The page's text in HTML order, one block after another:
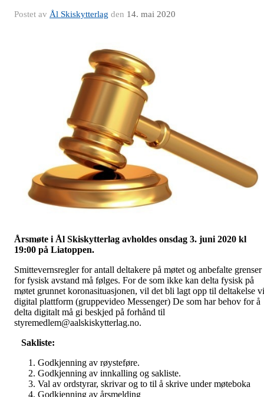
Postet av Ål Skiskytterlag den 14. mai 2020
Årsmøte i Ål Skiskytterlag avholdes onsdag 3. juni 2020 kl
19:00 på Liatoppen.
Smittevernsregler for antall deltakere på møtet og anbefalte grenser
for fysisk avstand må følges. For de som ikke kan delta fysisk på
møtet grunnet koronasituasjonen, vil det bli lagt opp til deltakelse
digital plattform (gruppevideo Messenger) De som har behov for å
delta digitalt må gi beskjed på forhånd til
styremedlem@aalskiskytterlag.no.
Sakliste:
Godkjenning av røysteføre.
Godkjenning av innkalling og sakliste.
Val av ordstyrar, skrivar og to til å skrive under møteboka
Godkjenning av årsmelding